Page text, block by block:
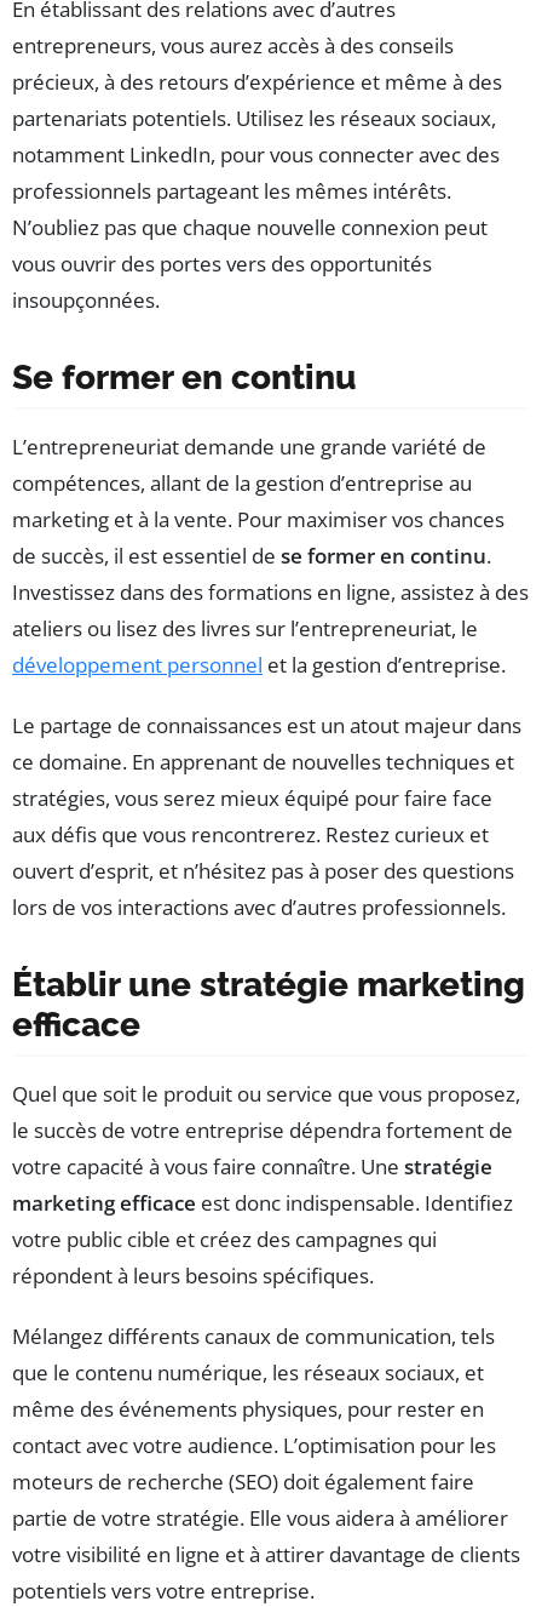
En établissant des relations avec d’autres
entrepreneurs, vous aurez accès à des conseils
précieux, à des retours d’expérience et même à des
partenariats potentiels. Utilisez les réseaux sociaux,
notamment LinkedIn, pour vous connecter avec des
professionnels partageant les mêmes intérêts.
N’oubliez pas que chaque nouvelle connexion peut
vous ouvrir des portes vers des opportunités
insoupçonnées.
Se former en continu
L’entrepreneuriat demande une grande variété de
compétences, allant de la gestion d’entreprise au
marketing et à la vente. Pour maximiser vos chances
de succès, il est essentiel de se former en continu.
Investissez dans des formations en ligne, assistez à des
ateliers ou lisez des livres sur l’entrepreneuriat, le
développement personnel et la gestion d’entreprise.
Le partage de connaissances est un atout majeur dans
ce domaine. En apprenant de nouvelles techniques et
stratégies, vous serez mieux équipé pour faire face
aux défis que vous rencontrerez. Restez curieux et
ouvert d’esprit, et n’hésitez pas à poser des questions
lors de vos interactions avec d’autres professionnels.
Établir une stratégie marketing
efficace
Quel que soit le produit ou service que vous proposez,
le succès de votre entreprise dépendra fortement de
votre capacité à vous faire connaître. Une stratégie
marketing efficace est donc indispensable. Identifiez
votre public cible et créez des campagnes qui
répondent à leurs besoins spécifiques.
Mélangez différents canaux de communication, tels
que le contenu numérique, les réseaux sociaux, et
même des événements physiques, pour rester en
contact avec votre audience. L’optimisation pour les
moteurs de recherche (SEO) doit également faire
partie de votre stratégie. Elle vous aidera à améliorer
votre visibilité en ligne et à attirer davantage de clients
potentiels vers votre entreprise.